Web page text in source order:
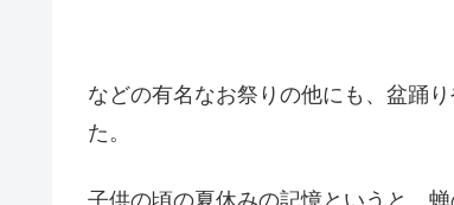
などの有名なお祭りの他にも、盆踊
た。